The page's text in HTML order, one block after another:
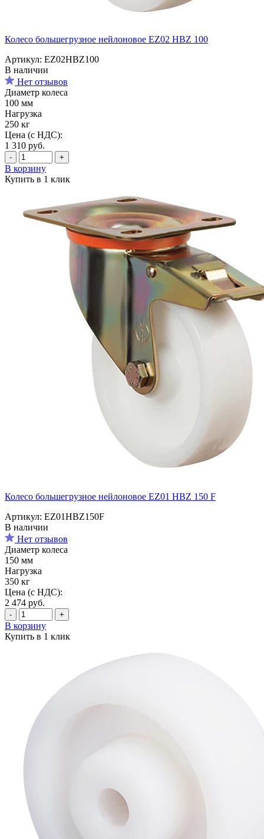
Колесо большегрузное нейлоновое EZ02 HBZ 100
Артикул: EZ02HBZ100
В наличии
Нет отзывов
Диаметр колеса
100 мм
Нагрузка
250 кг
Цена (с НДС):
1 310 руб.
- +
В корзину
Купить в 1 клик
Колесо большегрузное нейлоновое EZ01 HBZ 150 F
Артикул: EZ01HBZ150F
В наличии
Нет отзывов
Диаметр колеса
150 мм
Нагрузка
350 кг
Цена (с НДС):
2 474 руб.
- +
В корзину
Купить в 1 клик